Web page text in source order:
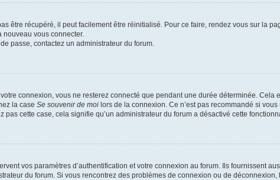
être récupéré, il peut facilement être réinitialisé. Pour ce faire, rendez vous sur la
vous connecter.
passe, contactez un administrateur du forum.
connexion, vous ne resterez connecté que pendant une durée déterminée. Cela
la case Se souvenir de moi lors de la connexion. Ce n’est pas recommandé si
cette case, cela signifie qu’un administrateur du forum a désactivé cette
vos paramètres d’authentification et votre connexion au forum. Ils fournissent
du forum. Si vous rencontrez des problèmes de connexion ou de